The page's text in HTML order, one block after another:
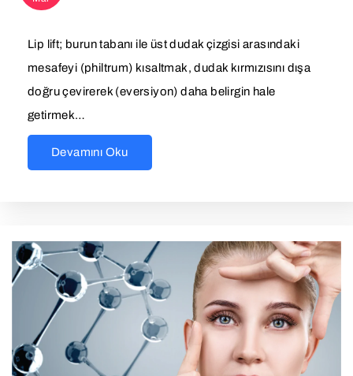
Lip lift; burun tabanı ile üst dudak çizgisi arasındaki
mesafeyi (philtrum) kısaltmak, dudak kırmızısını dışa
doğru çevirerek (eversiyon) daha belirgin hale
getirmek…
Devamını Oku